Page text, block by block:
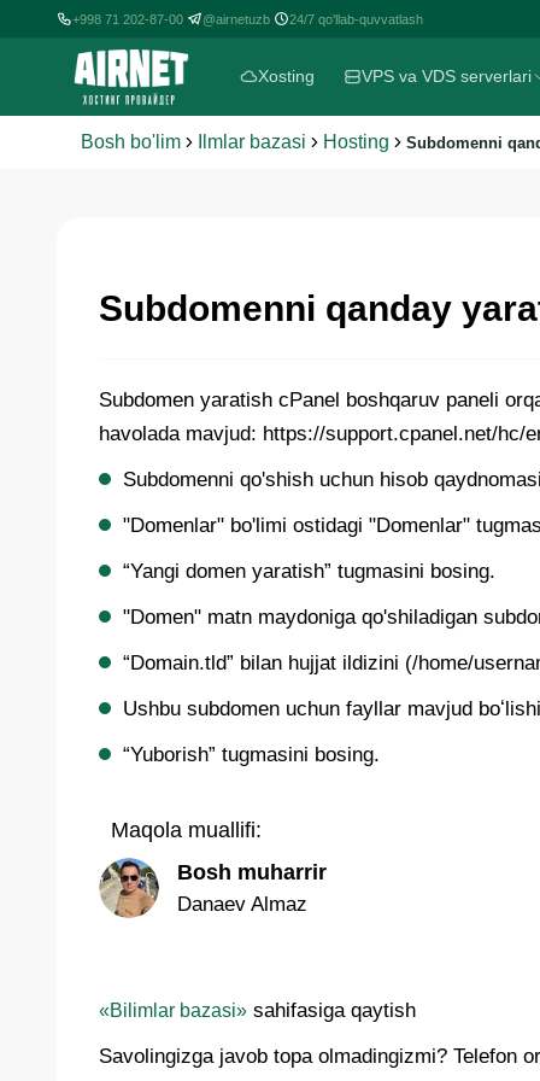
+998 71 202-87-00| @airnetuzb| 24/7 qo'llab-quvvatlash
Xosting VPS va VDS serverlari
Bosh bo'lim Ilmlar bazasi Hosting Subdomenni
Subdomenni qanday
Subdomen yaratish cPanel boshqaruv paneli
havolada mavjud: https://support.cpanel.net/hc/
Subdomenni qo'shish uchun hisob
"Domenlar" bo'limi ostidagi "Domenlar"
“Yangi domen yaratish” tugmasini bosing.
"Domen" matn maydoniga qo'shiladigan
“Domain.tld” bilan hujjat ildizini (/home/
Ushbu subdomen uchun fayllar mavjud
“Yuborish” tugmasini bosing.
Maqola muallifi:
Bosh muharrir
Danaev Almaz
«Bilimlar bazasi» sahifasiga qaytish
Savolingizga javob topa olmadingizmi? Telefon